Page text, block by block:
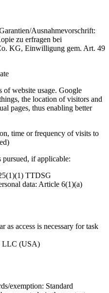
Ausnahmevorschrift:
zu erfragen bei
KG, Einwilligung gem. Art. 49
of website usage. Google
the location of visitors and
pages, thus enabling better
time or frequency of visits to
pursued, if applicable:
TTDSG
data: Article 6(1)(a)
as access is necessary for task
LLC (USA)
exemption: Standard